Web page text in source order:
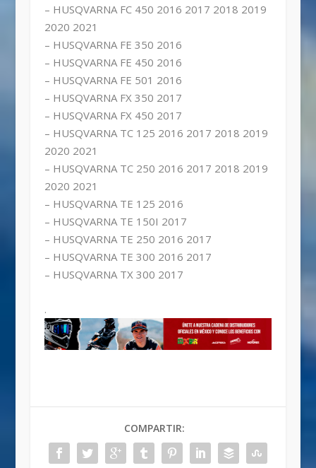
– HUSQVARNA FC 450 2016 2017 2018 2019
2020 2021
– HUSQVARNA FE 350 2016
– HUSQVARNA FE 450 2016
– HUSQVARNA FE 501 2016
– HUSQVARNA FX 350 2017
– HUSQVARNA FX 450 2017
– HUSQVARNA TC 125 2016 2017 2018 2019
2020 2021
– HUSQVARNA TC 250 2016 2017 2018 2019
2020 2021
– HUSQVARNA TE 125 2016
– HUSQVARNA TE 150I 2017
– HUSQVARNA TE 250 2016 2017
– HUSQVARNA TE 300 2016 2017
– HUSQVARNA TX 300 2017
.
COMPARTIR: